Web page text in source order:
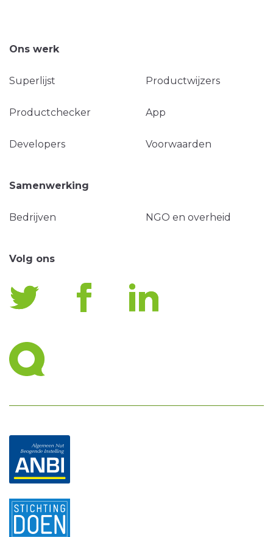
Ons werk
Superlijst Productwijzers
Productchecker App
Developers Voorwaarden
Samenwerking
Bedrijven NGO en overheid
Volg ons